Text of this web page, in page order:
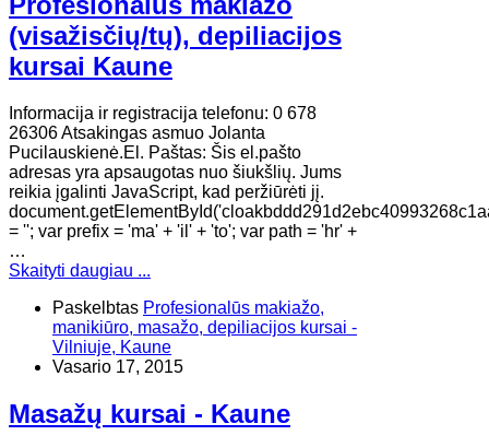
(visažisčių/tų), depiliacijos
kursai Kaune
Informacija ir registracija telefonu: 0 678
26306 Atsakingas asmuo Jolanta
Pucilauskienė.El. Paštas: Šis el.pašto
adresas yra apsaugotas nuo šiukšlių. Jums
reikia įgalinti JavaScript, kad peržiūrėti jį.
= ''; var prefix = 'ma' + 'il' + 'to'; var path = 'hr' +
…
Skaityti daugiau ...
Paskelbtas Profesionalūs makiažo,
manikiūro, masažo, depiliacijos kursai -
Vilniuje, Kaune
Vasario 17, 2015
Masažų kursai - Kaune